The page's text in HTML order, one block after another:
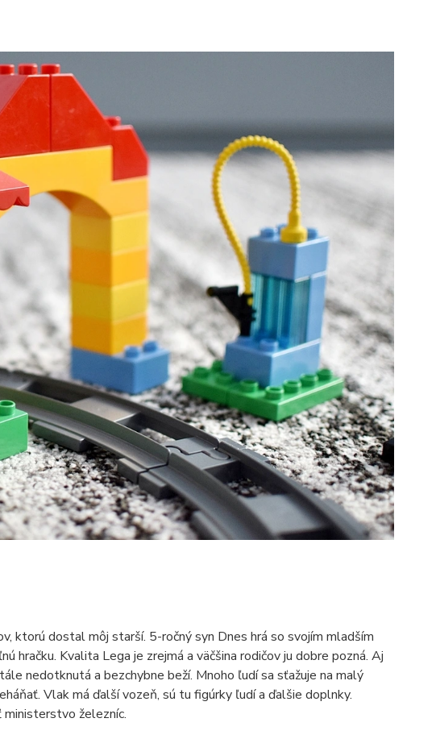
ktorú dostal môj starší. 5-ročný syn Dnes hrá so svojím mladším
hračku. Kvalita Lega je zrejmá a väčšina rodičov ju dobre pozná. Aj
nedotknutá a bezchybne beží. Mnoho ľudí sa sťažuje na malý
Vlak má ďalší vozeň, sú tu figúrky ľudí a ďalšie doplnky.
ministerstvo železníc.